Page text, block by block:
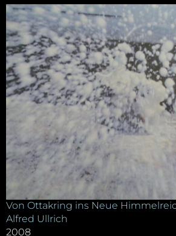
Von Ottakring ins Neue
Alfred Ullrich
2008